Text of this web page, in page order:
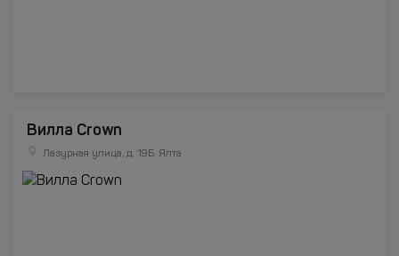
Вилла Crown
Лазурная улица, д. 19Б, Ялта